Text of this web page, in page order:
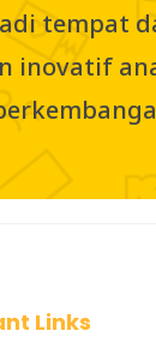
tempat
inovatif
Links